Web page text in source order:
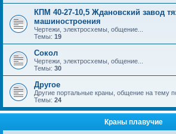
КПМ 40-27-10,5 Ждановский завод
машиностроения
Чертежи, электросхемы, общение...
Темы: 19
Сокол
Чертежи, электросхемы, общение...
Темы: 30
Другое
Другие портальные краны, общение на тему
Темы: 24
Краны плавучие